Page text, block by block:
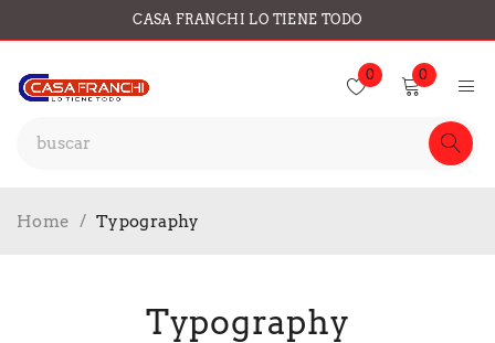
CASA FRANCHI LO TIENE TODO
0 0
Typography
Home / Typography